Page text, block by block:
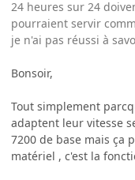
24 heures sur 24
pourraient servir
je n'ai pas réussi à
Bonsoir,
Tout simplement
adaptent leur vitesse
7200 de base mais ça
matériel , c'est la